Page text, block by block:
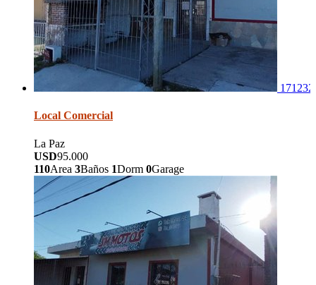
171232
Local Comercial
La Paz
USD95.000
110Area 3Baños 1Dorm 0Garage